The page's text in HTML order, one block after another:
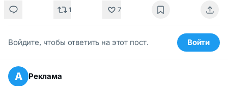
1 7
Войдите, чтобы ответить на этот пост. Войти
А Реклама